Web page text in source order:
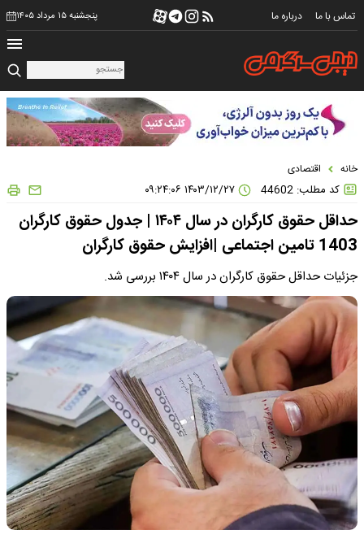
تماس با ما درباره ما پنجشنبه ۱۵ مرداد ۱۴۰۵
خانه اقتصادی
کد مطلب: 44602
حداقل حقوق کارگران در سال ۱۴۰۴ | جدول حقوق کارگران
1403 تامین اجتماعی |افزایش حقوق کارگران
جزئیات حداقل حقوق کارگران در سال ۱۴۰۴ بررسی شد.